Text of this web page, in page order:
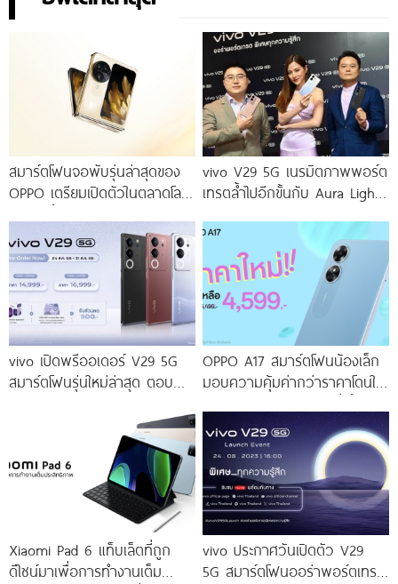
สมาร์ตโฟนจอพับรุ่นล่าสุดของ
OPPO เตรียมเปิดตัวในตลาดโลก
vivo V29 5G เนรมิตภาพพอร์ต
เทรตล้ำไปอีกขั้นกับ Aura Light
โดดเด่นด้วยสุนทรียศาสตร์แห่ง
vivo เปิดพรีออเดอร์ V29 5G
สมาร์ตโฟนรุ่นใหม่ล่าสุด ตอบ
ราคาเริ่มต้นเพียง 14,999 บาท
จัดเต็มกับโปรโมชันพิเศษก่อนใคร
OPPO A17 สมาร์ตโฟนน้องเล็ก
มอบความคุ้มค่ากว่าราคาโดนใจ
ราคาใหม่เพียง 4,599 บาท
เท่านั้น!
Xiaomi Pad 6 แท็บเล็ตที่ถูก
ดีไซน์มาเพื่อการทำงานเต็ม
vivo ประกาศวันเปิดตัว V29
5G สมาร์ตโฟนออร่าพอร์ตเทร